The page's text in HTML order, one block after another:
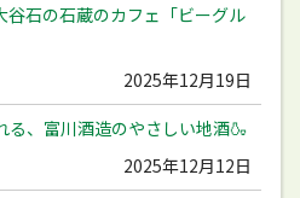
谷石の石蔵のカフェ「ビーグル
2025年12月19日
る、富川酒造のやさしい地酒🍶
2025年12月12日